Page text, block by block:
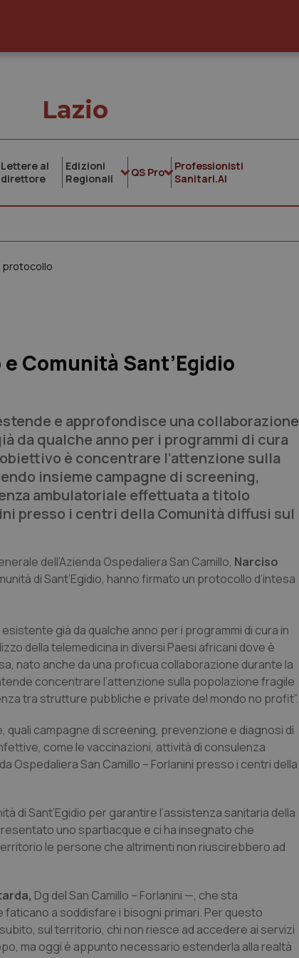
Lazio
Lettere al
direttore
Edizioni
Regionali
QS Pro
Professionisti
Sanitari.AI
protocollo
Comunità Sant’Egidio
e approfondisce una collaborazione
da qualche anno per i programmi di cura
è concentrare l’attenzione sulla
insieme campagne di screening,
ambulatoriale effettuata a titolo
presso i centri della Comunità diffusi sul
dell’Azienda Ospedaliera San Camillo, Narciso
di Sant’Egidio, hanno firmato un protocollo d’intesa
già da qualche anno per i programmi di cura in
della telemedicina in diversi Paesi africani dove è
nato anche da una proficua collaborazione durante la
concentrare l’attenzione sulla popolazione fragile
tra strutture pubbliche e private del mondo no profit”.
campagne di screening, prevenzione e diagnosi di
come le vaccinazioni, attività di consulenza
Ospedaliera San Camillo – Forlanini presso i centri della
di Sant’Egidio per garantire l’assistenza sanitaria della
uno spartiacque e ci ha insegnato che
le persone che altrimenti non riuscirebbero ad
Dg del San Camillo – Forlanini —, che sta
a soddisfare i bisogni primari. Per questo
sul territorio, chi non riesce ad accedere ai servizi
ma oggi è appunto necessario estenderla alla realtà